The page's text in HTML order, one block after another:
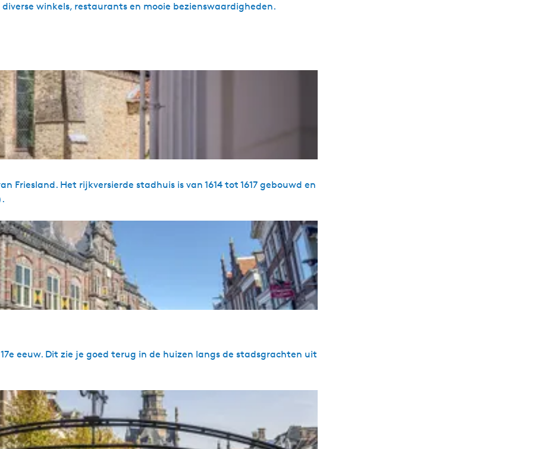
r
s
)
winkels, restaurants en mooie bezienswaardigheden.
Friesland. Het rijkversierde stadhuis is van 1614 tot 1617 gebouwd en
eeuw. Dit zie je goed terug in de huizen langs de stadsgrachten uit